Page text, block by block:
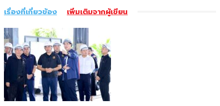
เรื่องที่เกี่ยวข้อง เพิ่มเติมจากผู้เขียน